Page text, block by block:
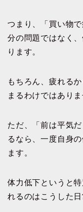
つまり、「買い物
分の問題ではなく
ります。
もちろん、疲れる
まるわけではありま
ただ、「前は平気
るなら、一度自身
ます。
体力低下というと
れるのはこうした